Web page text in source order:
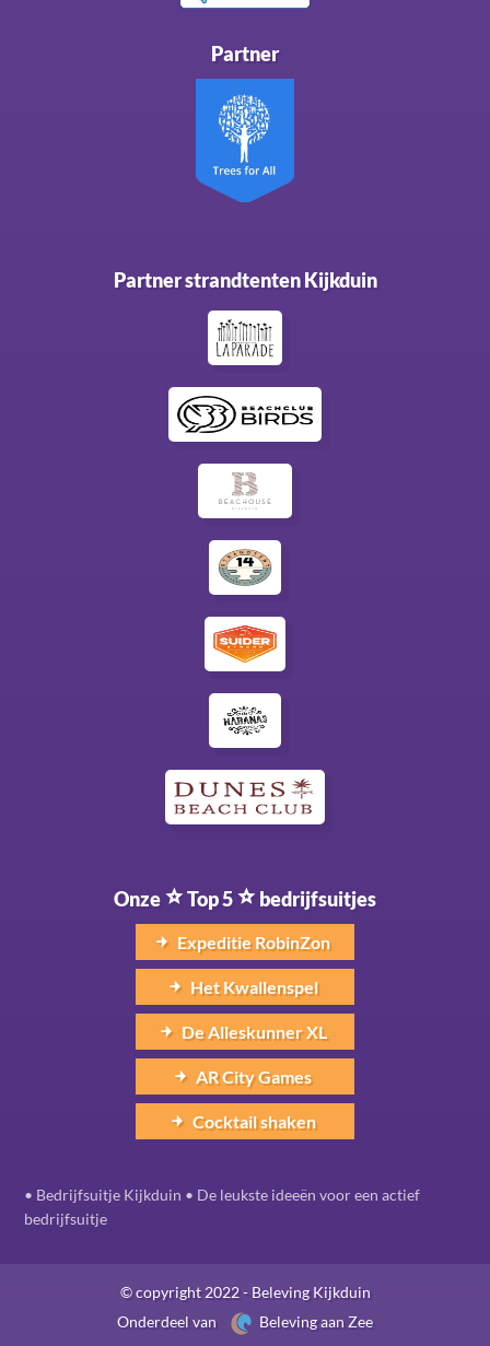
Partner
Partner strandtenten Kijkduin
Onze Top 5 bedrijfsuitjes
Expeditie RobinZon
Het Kwallenspel
De Alleskunner XL
AR City Games
Cocktail shaken
• Bedrijfsuitje Kijkduin • De leukste ideeën voor een actief
bedrijfsuitje
© copyright 2022 - Beleving Kijkduin
Onderdeel van
Beleving aan Zee